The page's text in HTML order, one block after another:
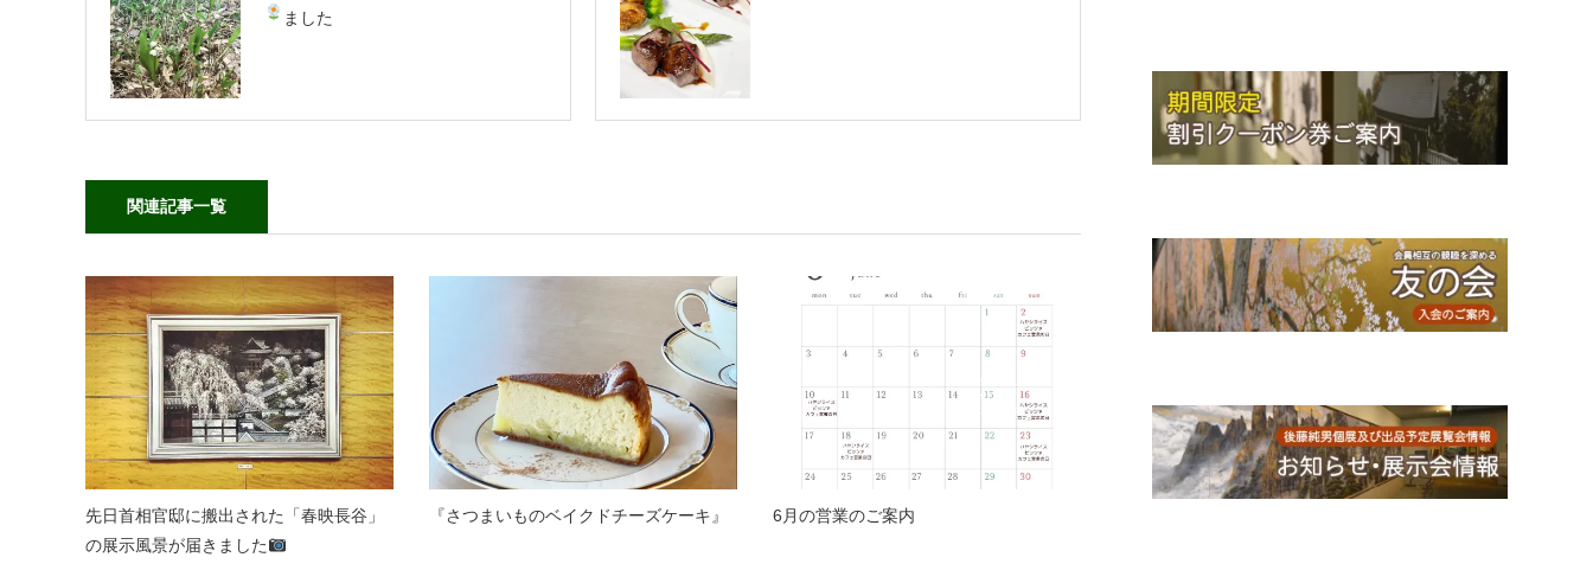
ました
関連記事一覧
先日首相官邸に搬出された「春映長谷」
の展示風景が届きました
『さつまいものベイクドチーズケーキ』 6月の営業のご案内